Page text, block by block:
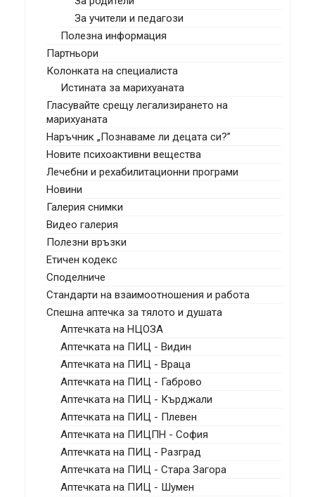
За учители и педагози
Полезна информация
Партньори
Колонката на специалиста
Истината за марихуаната
Гласувайте срещу легализирането на
марихуаната
Наръчник „Познаваме ли децата си?”
Новите психоактивни вещества
Лечебни и рехабилитационни програми
Новини
Галерия снимки
Видео галерия
Полезни връзки
Етичен кодекс
Споделниче
Стандарти на взаимоотношения и работа
Спешна аптечка за тялото и душата
Аптечката на НЦОЗА
Аптечката на ПИЦ - Видин
Аптечката на ПИЦ - Враца
Аптечката на ПИЦ - Габрово
Аптечката на ПИЦ - Кърджали
Аптечката на ПИЦ - Плевен
Аптечката на ПИЦПН - София
Аптечката на ПИЦ - Разград
Аптечката на ПИЦ - Стара Загора
Аптечката на ПИЦ - Шумен